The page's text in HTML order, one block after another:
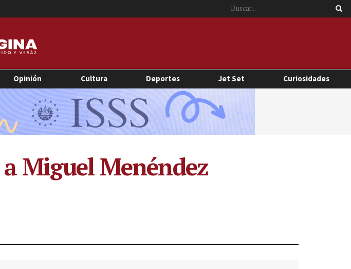
Opinión Cultura Deportes Jet Set Curiosidades
Miguel Menéndez